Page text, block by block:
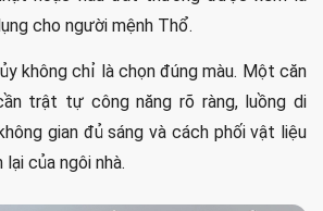
cho người mệnh Thổ.
không chỉ là chọn đúng màu. Một căn
trật tự công năng rõ ràng, luồng di
gian đủ sáng và cách phối vật liệu
lại của ngôi nhà.